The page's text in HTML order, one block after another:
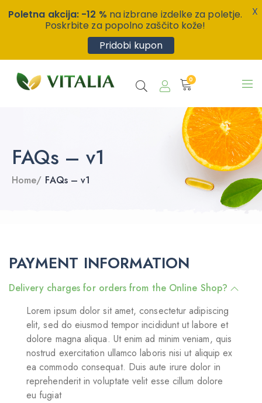
0
FAQs – v1
Home/ FAQs – v1
PAYMENT INFORMATION
Delivery charges for orders from the Online Shop?
Lorem ipsum dolor sit amet, consectetur adipiscing
elit, sed do eiusmod tempor incididunt ut labore et
dolore magna aliqua. Ut enim ad minim veniam, quis
nostrud exercitation ullamco laboris nisi ut aliquip ex
ea commodo consequat. Duis aute irure dolor in
reprehenderit in voluptate velit esse cillum dolore
eu fugiat
Poletna akcija: -12 % na izbrane izdelke za poletje.
Poskrbite za popolno zaščito kože!
Pridobi kupon
X